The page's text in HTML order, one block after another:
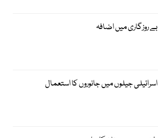
بے روزگاری میں اضافہ
اسرائیلی جیلوں میں جانوروں کا استعمال